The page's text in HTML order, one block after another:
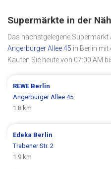
Supermärkte in der
Das nächstgelegene
Angerburger Allee 45 in Berlin mit
Kaufen Sie heute von 07:00 AM
REWE Berlin
Angerburger Allee 45
1.8 km
Edeka Berlin
Trabener Str. 2
1.9 km